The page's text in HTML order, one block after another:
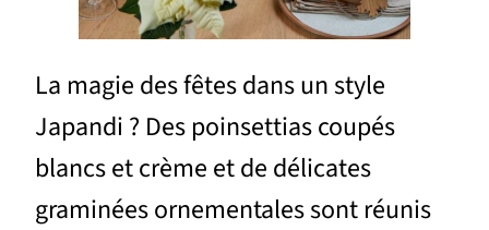
La magie des fêtes dans un style
Japandi ? Des poinsettias coupés
blancs et crème et de délicates
graminées ornementales sont réunis